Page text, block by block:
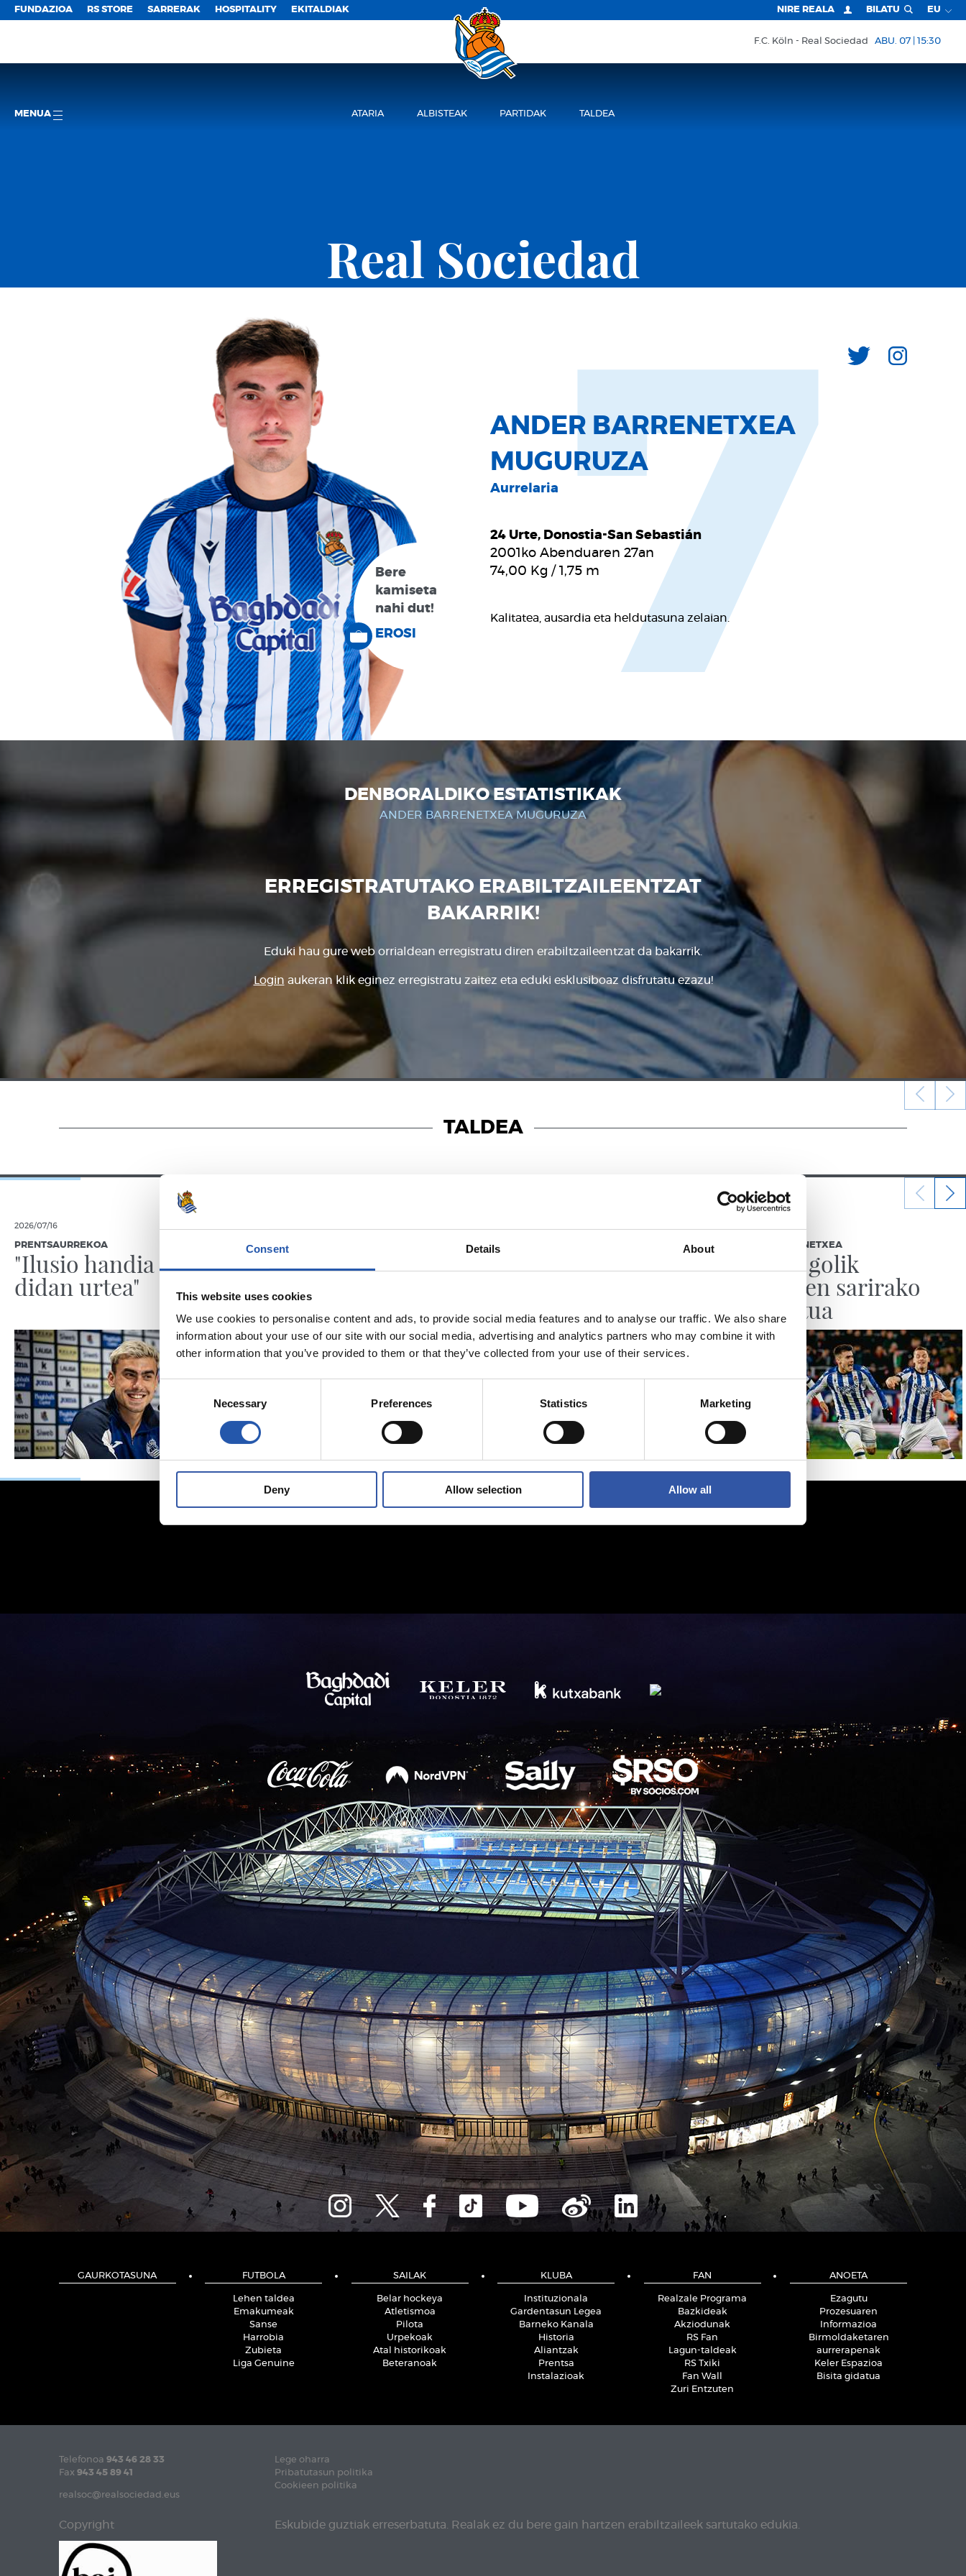
Consent Details About
This website uses cookies
We use cookies to personalise content and ads, to provide social media features and to analyse our traffic. We also share
information about your use of our site with our social media, advertising and analytics partners who may combine it with
other information that you’ve provided to them or that they’ve collected from your use of their services.
Consent
Selection
Necessary Preferences Statistics Marketing
Deny Allow selection Allow all
FUNDAZIOA RS STORE SARRERAK HOSPITALITY EKITALDIAK NIRE REALA BILATU EU
F.C. Köln Real Sociedad ABU. 07 | 15:30
MENUA ATARIA ALBISTEAK PARTIDAK TALDEA
Real Sociedad
Bere
kamiseta
nahi dut!
EROSI
ANDER BARRENETXEA
MUGURUZA
Aurrelaria
24 Urte, Donostia-San Sebastián
2001ko Abenduaren 27an
74,00 Kg / 1,75 m
Kalitatea, ausardia eta heldutasuna zelaian.
7
DENBORALDIKO ESTATISTIKAK
ANDER BARRENETXEA MUGURUZA
ERREGISTRATUTAKO ERABILTZAILEENTZAT
BAKARRIK!
Eduki hau gure web orrialdean erregistratu diren erabiltzaileentzat da bakarrik.
Login aukeran klik eginez erregistratu zaitez eta eduki esklusiboaz disfrutatu ezazu!
TALDEA
2026/07/16
PRENTSAURREKOA
"Ilusio handia egiten
didan urtea"
LEHEN TALDEA
50 metrotik
FUTBOLA
MVP 's ‘made in
ANDER BARRENETXEA
Urteko golik
onenaren sarirako
izendatua
GAURKOTASUNA FUTBOLA
Lehen taldea
Emakumeak
Sanse
Harrobia
Zubieta
Liga Genuine
SAILAK
Belar hockeya
Atletismoa
Pilota
Urpekoak
Atal historikoak
Beteranoak
KLUBA
Instituzionala
Gardentasun Legea
Barneko Kanala
Historia
Aliantzak
Prentsa
Instalazioak
FAN
Realzale Programa
Bazkideak
Akziodunak
RS Fan
Lagun-taldeak
RS Txiki
Fan Wall
Zuri Entzuten
ANOETA
Ezagutu
Prozesuaren
Informazioa
Birmoldaketaren
aurrerapenak
Keler Espazioa
Bisita gidatua
Telefonoa 943 46 28 33
Fax 943 45 89 41
realsoc@realsociedad.eus
Lege oharra
Pribatutasun politika
Cookieen politika
Copyright Eskubide guztiak erreserbatuta. Realak ez du bere gain hartzen erabiltzaileek sartutako edukia.